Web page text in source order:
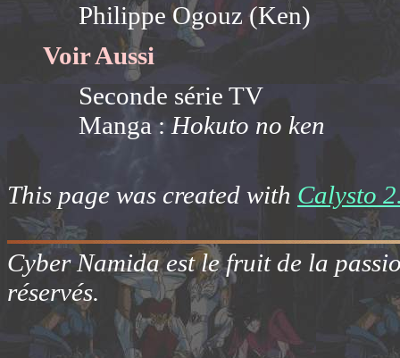
Philippe Ogouz (Ken)
Voir Aussi
Seconde série TV
Manga : Hokuto no ken
This page was created with Calysto
Cyber Namida est le fruit de la
réservés.